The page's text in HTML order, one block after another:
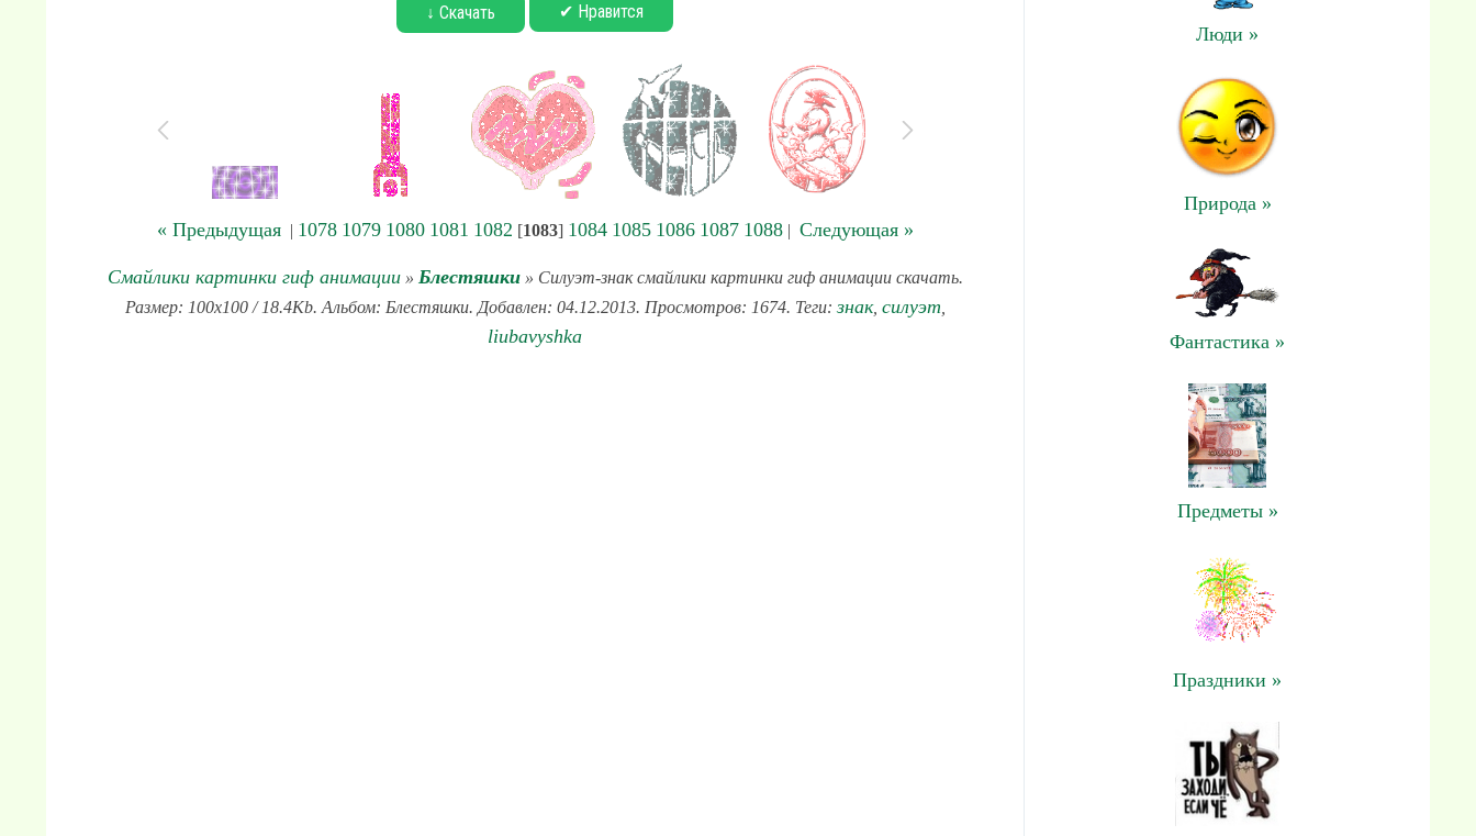
↓ Скачать ✔ Нравится
« Предыдущая| 1078 1079 1080 1081 1082 [1083] 1084 1085 1086 1087 1088| Следующая »
Смайлики картинки гиф анимации» Блестяшки» Силуэт-знак смайлики картинки гиф анимации скачать.
Размер: 100x100 / 18.4Kb. Альбом: Блестяшки. Добавлен: 04.12.2013. Просмотров: 1674. Теги:знак, силуэт
liubavyshka
Люди »
Природа »
Фантастика »
Предметы »
Праздники »